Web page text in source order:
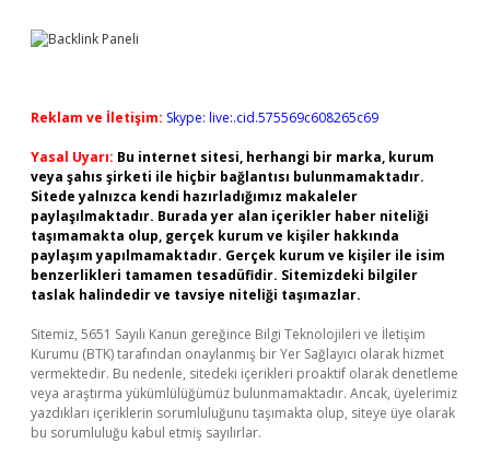
Reklam ve İletişim: Skype: live:.cid.575569c608265c69
Yasal Uyarı: Bu internet sitesi, herhangi bir marka, kurum
veya şahıs şirketi ile hiçbir bağlantısı bulunmamaktadır.
Sitede yalnızca kendi hazırladığımız makaleler
paylaşılmaktadır. Burada yer alan içerikler haber niteliği
taşımamakta olup, gerçek kurum ve kişiler hakkında
paylaşım yapılmamaktadır. Gerçek kurum ve kişiler ile isim
benzerlikleri tamamen tesadüfidir. Sitemizdeki bilgiler
taslak halindedir ve tavsiye niteliği taşımazlar.
Sitemiz, 5651 Sayılı Kanun gereğince Bilgi Teknolojileri ve İletişim
Kurumu (BTK) tarafından onaylanmış bir Yer Sağlayıcı olarak hizmet
vermektedir. Bu nedenle, sitedeki içerikleri proaktif olarak denetleme
veya araştırma yükümlülüğümüz bulunmamaktadır. Ancak, üyelerimiz
yazdıkları içeriklerin sorumluluğunu taşımakta olup, siteye üye olarak
bu sorumluluğu kabul etmiş sayılırlar.